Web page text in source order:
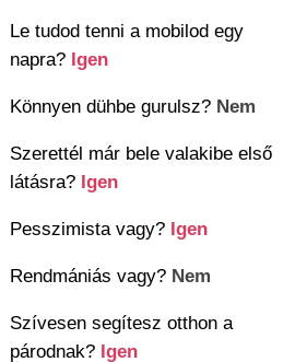
Le tudod tenni a mobilod egy
napra? Igen
Könnyen dühbe gurulsz? Nem
Szerettél már bele valakibe első
látásra? Igen
Pesszimista vagy? Igen
Rendmániás vagy? Nem
Szívesen segítesz otthon a
párodnak? Igen